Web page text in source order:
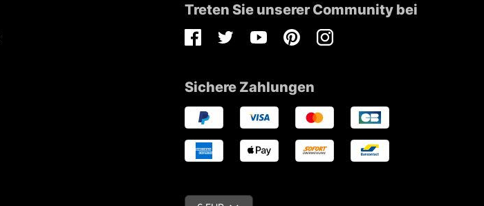
Treten Sie unserer Community bei
FacebookTwitterYoutubePinterestInstagram
Sichere Zahlungen